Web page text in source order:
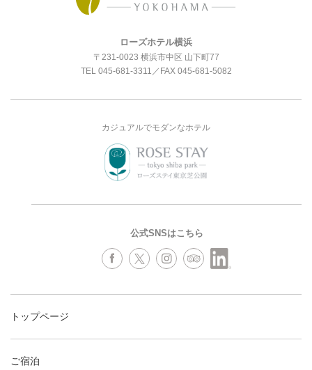
ローズホテル横浜
〒231-0023 横浜市中区 山下町77
TEL 045-681-3311 ／FAX 045-681-5082
カジュアルでモダンなホテル
公式SNSはこちら
トップページ
ご宿泊